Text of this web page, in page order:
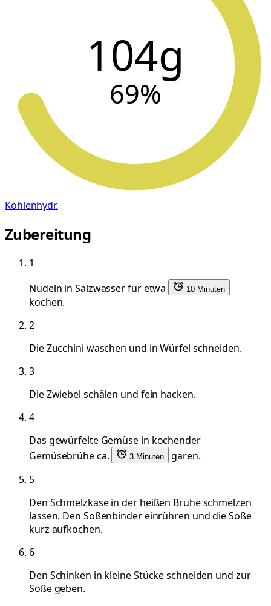
104g
69%
Kohlenhydr.
Zubereitung
1
Nudeln in Salzwasser für etwa
10 Minuten
kochen.
2
Die Zucchini waschen und in Würfel schneiden.
3
Die Zwiebel schälen und fein hacken.
4
Das gewürfelte Gemüse in kochender
Gemüsebrühe ca.
3 Minuten
garen.
5
Den Schmelzkäse in der heißen Brühe schmelzen
lassen. Den Soßenbinder einrühren und die Soße
kurz aufkochen.
6
Den Schinken in kleine Stücke schneiden und zur
Soße geben.